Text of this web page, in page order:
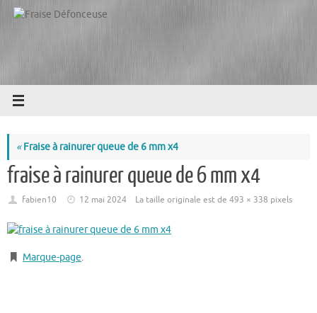
Passer
«Fraise à rainurer queue de 6 mm x4
fraise à rainurer queue de 6 mm x4
fabien10 12 mai 2024 La taille originale est de493 × 338 pixels
Marque-page.